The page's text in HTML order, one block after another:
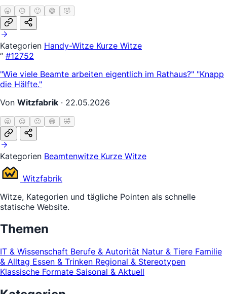
🥱 😐 🙂 😄 🤣
Kategorien Handy-Witze Kurze Witze
“ #12752
"Wie viele Beamte arbeiten eigentlich im Rathaus?" "Knapp
die Hälfte."
Von Witzfabrik · 22.05.2026
🥱 😐 🙂 😄 🤣
Kategorien Beamtenwitze Kurze Witze
Witzfabrik
Witze, Kategorien und tägliche Pointen als schnelle
statische Website.
Themen
IT & Wissenschaft Berufe & Autorität Natur & Tiere Familie
& Alltag Essen & Trinken Regional & Stereotypen
Klassische Formate Saisonal & Aktuell